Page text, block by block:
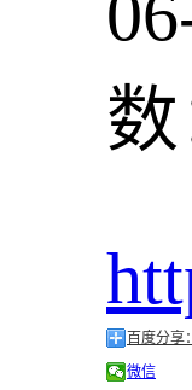
百度分享：
微信